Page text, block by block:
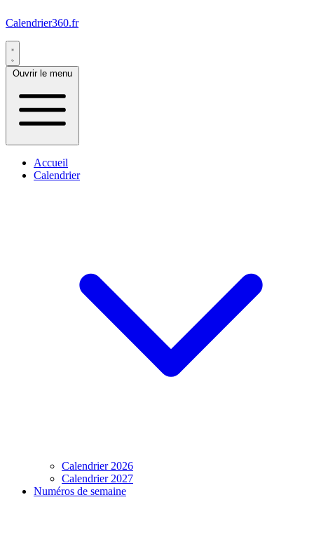
Calendrier360.fr
Ouvrir le menu
Accueil
Calendrier
Calendrier 2026
Calendrier 2027
Numéros de semaine